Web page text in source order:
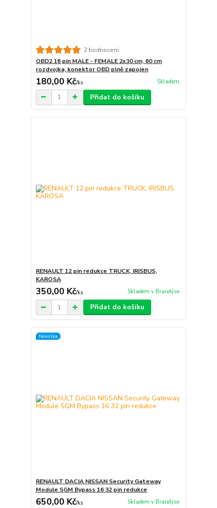
2 hodnocení
OBD2 16 pin MALE - FEMALE 2x30 cm, 60 cm
rozdvojka, konektor OBD plně zapojen
180,00 Kč/ks Skladem
Přidat do košíku
RENAULT 12 pin redukce TRUCK, IRISBUS,
KAROSA
350,00 Kč/ks Skladem v Brandýse
Přidat do košíku
Novinka
RENAULT DACIA NISSAN Security Gateway
Module SGM Bypass 16 32 pin redukce
650,00 Kč/ks Skladem v Brandýse